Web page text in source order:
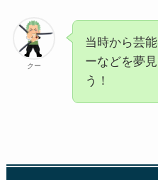
クー
当時から芸
ーなどを夢
う！